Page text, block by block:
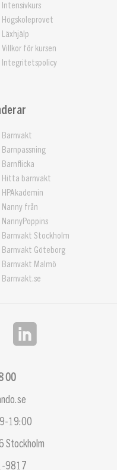
Intensivkurs
Högskoleprovet
Läxhjälp
Villkor för kursen
Integritetspolicy
Barnvakt
Barnpassning
Barnflicka
Hitta barnvakt
HPAkademin
Nanny från
NannyPoppins
Barnvakt Stockholm
Barnvakt Göteborg
Barnvakt Malmö
Barnvakt.se
00
19:00
Stockholm
9817